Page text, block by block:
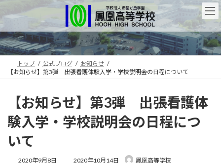
ン
ン
ツ
へ
ビ
ー
シ
ョ
トップ 公式ブログ
お知らせ
【お知らせ】第3弾 出張看護体験入学・学校説明会の日程について
【お知らせ】第3弾 出張看護体
験入学・学校説明会の日程につ
いて
2020年9月8日
最
2020年10月14日 鳳凰高等学校